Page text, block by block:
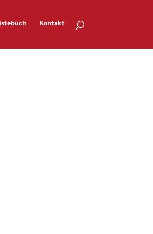
Kontakt